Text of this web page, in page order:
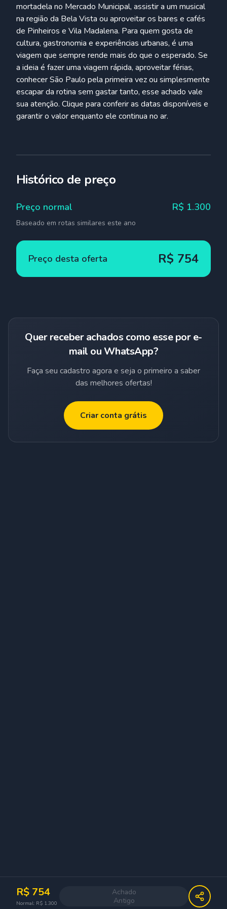
mortadela no Mercado Municipal, assistir a um musical
na região da Bela Vista ou aproveitar os bares e cafés
de Pinheiros e Vila Madalena. Para quem gosta de
cultura, gastronomia e experiências urbanas, é uma
viagem que sempre rende mais do que o esperado. Se
a ideia é fazer uma viagem rápida, aproveitar férias,
conhecer São Paulo pela primeira vez ou simplesmente
escapar da rotina sem gastar tanto, esse achado vale
sua atenção. Clique para conferir as datas disponíveis e
garantir o valor enquanto ele continua no ar.
Histórico de preço
Preço normal R$ 1.300
Baseado em rotas similares este ano
Preço desta oferta R$ 754
Quer receber achados como esse por e-
mail ou WhatsApp?
Faça seu cadastro agora e seja o primeiro a saber
das melhores ofertas!
Criar conta grátis
R$ 754
Normal: R$ 1.300
Achado
Antigo